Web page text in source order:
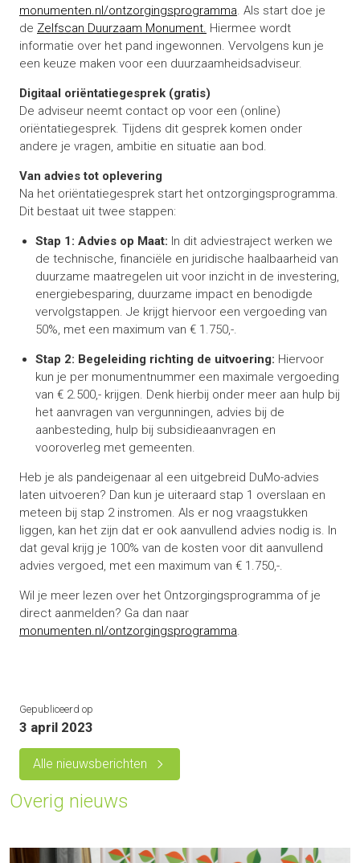
monumenten.nl/ontzorgingsprogramma. Als start doe je
de Zelfscan Duurzaam Monument. Hiermee wordt
informatie over het pand ingewonnen. Vervolgens kun je
een keuze maken voor een duurzaamheidsadviseur.
Digitaal oriëntatiegesprek (gratis)
De adviseur neemt contact op voor een (online)
oriëntatiegesprek. Tijdens dit gesprek komen onder
andere je vragen, ambitie en situatie aan bod.
Van advies tot oplevering
Na het oriëntatiegesprek start het ontzorgingsprogramma.
Dit bestaat uit twee stappen:
Stap 1: Advies op Maat: In dit adviestraject werken we
de technische, financiële en juridische haalbaarheid van
duurzame maatregelen uit voor inzicht in de investering,
energiebesparing, duurzame impact en benodigde
vervolgstappen. Je krijgt hiervoor een vergoeding van
50%, met een maximum van € 1.750,-.
Stap 2: Begeleiding richting de uitvoering: Hiervoor
kun je per monumentnummer een maximale vergoeding
van € 2.500,- krijgen. Denk hierbij onder meer aan hulp bij
het aanvragen van vergunningen, advies bij de
aanbesteding, hulp bij subsidieaanvragen en
vooroverleg met gemeenten.
Heb je als pandeigenaar al een uitgebreid DuMo-advies
laten uitvoeren? Dan kun je uiteraard stap 1 overslaan en
meteen bij stap 2 instromen. Als er nog vraagstukken
liggen, kan het zijn dat er ook aanvullend advies nodig is. In
dat geval krijg je 100% van de kosten voor dit aanvullend
advies vergoed, met een maximum van € 1.750,-.
Wil je meer lezen over het Ontzorgingsprogramma of je
direct aanmelden? Ga dan naar
monumenten.nl/ontzorgingsprogramma.
Gepubliceerd op
3 april 2023
Alle nieuwsberichten
Overig nieuws